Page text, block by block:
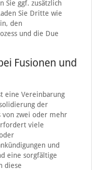
Sie ggf. zusätzlich
Sie Dritte wie
den
und die Due
Fusionen und
eine Vereinbarung
der
von zwei oder mehr
viele
und
eine sorgfältige
diese